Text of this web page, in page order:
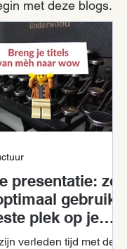
met deze blogs.
presentatie: zo
gebruik
plek op je
verleden tijd met deze